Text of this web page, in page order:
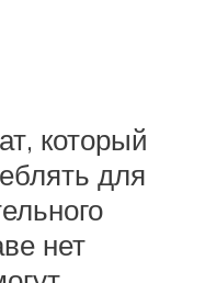
который
для
нет